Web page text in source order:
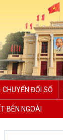
CHUYỂN ĐỔI SỐ
BÊN NGOÀI